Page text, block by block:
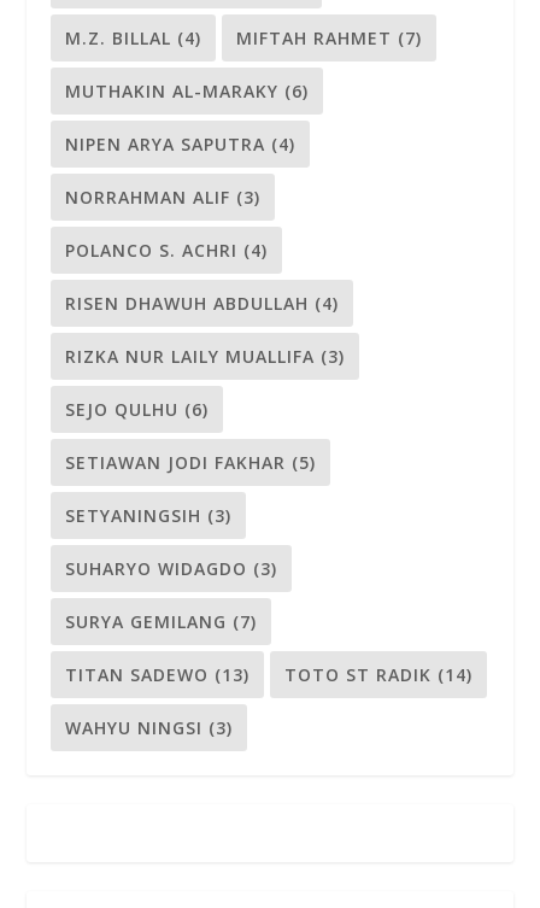
M.Z. BILLAL (4) MIFTAH RAHMET (7)
MUTHAKIN AL-MARAKY (6)
NIPEN ARYA SAPUTRA (4)
NORRAHMAN ALIF (3)
POLANCO S. ACHRI (4)
RISEN DHAWUH ABDULLAH (4)
RIZKA NUR LAILY MUALLIFA (3)
SEJO QULHU (6)
SETIAWAN JODI FAKHAR (5)
SETYANINGSIH (3)
SUHARYO WIDAGDO (3)
SURYA GEMILANG (7)
TITAN SADEWO (13) TOTO ST RADIK (14)
WAHYU NINGSI (3)